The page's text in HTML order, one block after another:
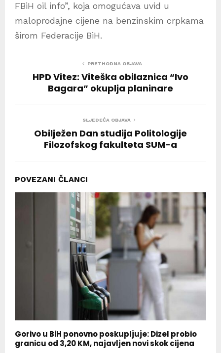
FBiH oil info”, koja omogućava uvid u
maloprodajne cijene na benzinskim crpkama
širom Federacije BiH.
PRETHODNA OBJAVA
HPD Vitez: Viteška obilaznica “Ivo
Bagara” okuplja planinare
SLJEDEĆA OBJAVA
Obilježen Dan studija Politologije
Filozofskog fakulteta SUM-a
POVEZANI ČLANCI
Gorivo u BiH ponovno poskupljuje: Dizel probio
granicu od 3,20 KM, najavljen novi skok cijena